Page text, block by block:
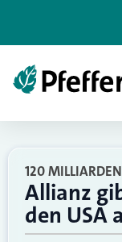
120
Allianz
den USA